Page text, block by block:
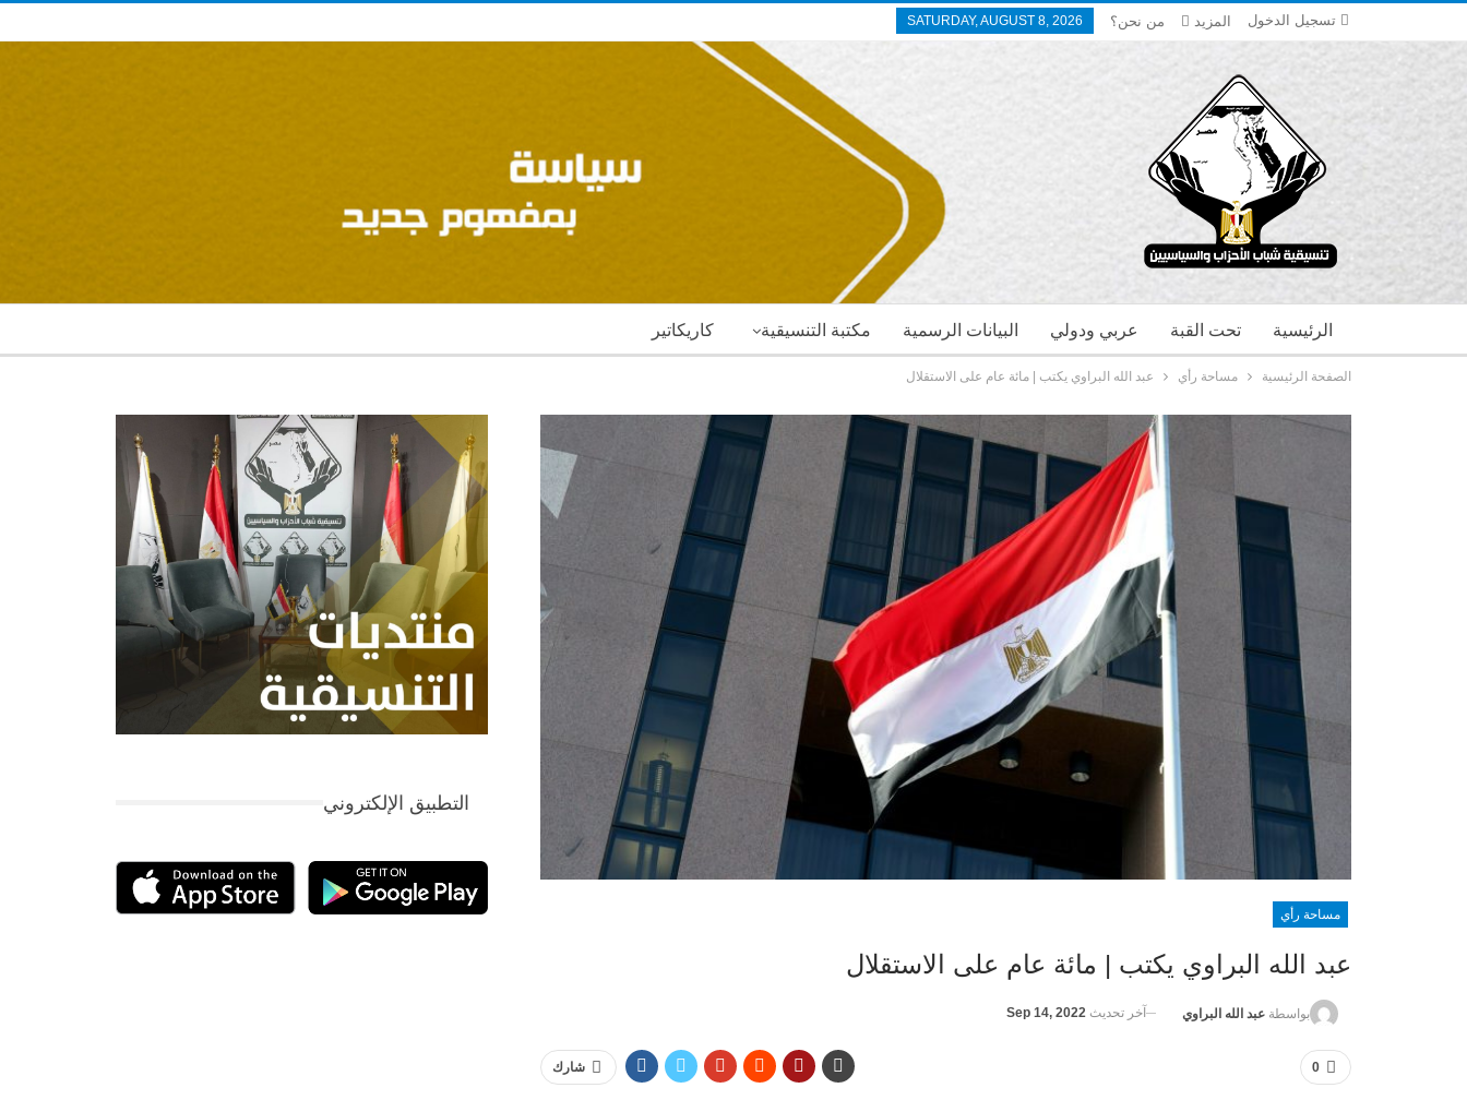
تسجيل الدخول SATURDAY, AUGUST 8, 2026 من نحن؟ المزيد
كاريكاتير مكتبة التنسيقية البيانات الرسمية عربي ودولي تحت القبة الرئيسية
الصفحة الرئيسية مساحة رأي عبد الله البراوي يكتب | مائة عام على الاستقلال
مساحة رأي
عبد الله البراوي يكتب | مائة عام على الاستقلال
بواسطة عبد الله البراوي آخر تحديث Sep 14, 2022
0 شارك
التطبيق الإلكتروني